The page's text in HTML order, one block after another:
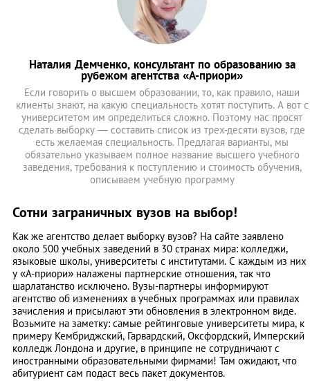
Наталия Демченко, консультант по образованию за
рубежом агентства «А-приори»
Если говорить о высшем образовании, то, как правило, наши
клиенты знают, на какую специальность хотят поступить. А вот с
университетом им определиться сложно. Поэтому нас просят
сделать выборку — составить список из трех-десяти вузов, где
есть желаемая специальность. Предлагая варианты, мы
обязательно указываем полное название высшего учебного
заведения, требования к поступлению и стоимость обучения,
описываем учебную программу
Сотни заграничных вузов на выбор!
Как же агентство делает выборку вузов? На сайте заявлено
около 500 учебных заведений в 30 странах мира: колледжи,
языковые школы, университеты с институтами. С каждым из них
у «А-приори» налажены партнерские отношения, так что
шарлатанство исключено. Вузы-партнеры информируют
агентство об изменениях в учебных программах или правилах
зачисления и присылают эти обновления в электронном виде.
Возьмите на заметку: самые рейтинговые университеты мира, к
примеру Кембриджский, Гарвардский, Оксфордский, Имперский
колледж Лондона и другие, в принципе не сотрудничают с
иностранными образовательными фирмами! Там ожидают, что
абитуриент сам подаст весь пакет документов.